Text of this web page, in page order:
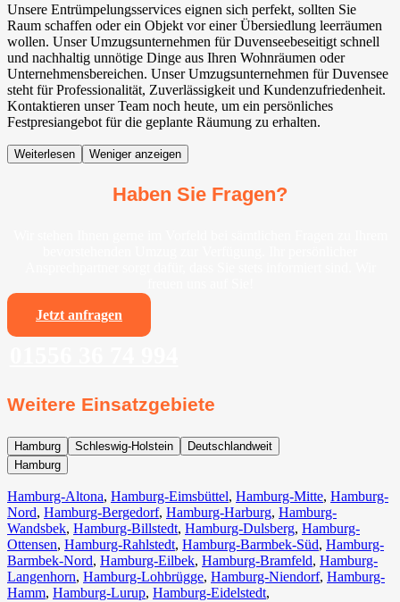
Unsere Entrümpelungsservices eignen sich perfekt, sollten Sie
Raum schaffen oder ein Objekt vor einer Übersiedlung leerräumen
wollen. Unser Umzugsunternehmen für Duvenseebeseitigt schnell
und nachhaltig unnötige Dinge aus Ihren Wohnräumen oder
Unternehmensbereichen. Unser Umzugsunternehmen für Duvensee
steht für Professionalität, Zuverlässigkeit und Kundenzufriedenheit.
Kontaktieren unser Team noch heute, um ein persönliches
Festpresiangebot für die geplante Räumung zu erhalten.
Weiterlesen Weniger anzeigen
Haben Sie Fragen?
Jetzt anfragen
Weitere Einsatzgebiete
Hamburg Schleswig-Holstein
Deutschlandweit
Hamburg
Hamburg-Altona, Hamburg-Eimsbüttel, Hamburg-Mitte, Hamburg-
Nord, Hamburg-Bergedorf, Hamburg-Harburg, Hamburg-
Wandsbek, Hamburg-Billstedt, Hamburg-Dulsberg, Hamburg-
Ottensen, Hamburg-Rahlstedt, Hamburg-Barmbek-Süd, Hamburg-
Barmbek-Nord, Hamburg-Eilbek, Hamburg-Bramfeld, Hamburg-
Langenhorn, Hamburg-Lohbrügge, Hamburg-Niendorf, Hamburg-
Hamm, Hamburg-Lurup, Hamburg-Eidelstedt,